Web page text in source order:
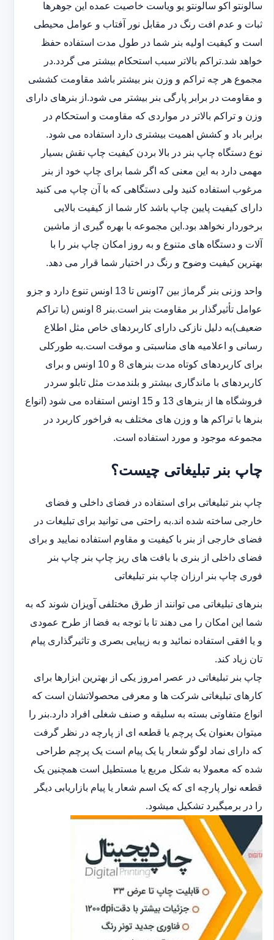
سالونت‎و ‎‏اکو سالونت‎‎‏و یو وی‎‏است خاصیت عمده این ‏جوهرها
ثبات و عدم افت رنگ در مقابل نور آفتاب و عوامل محیطی
است و کیفیت اولیه بنر شما در طول مدت استفاده حفظ
خواهد شد.‎تراکم بالاتر سبب استحکام بیشتر می گردد.در
مجموع هر چه تراکم و وزن بنر بیشتر باشد مقاومت کششی
و مقاومت در ‏برابر پارگی بنر بیشتر می شود.از بنرهای دارای
وزن و تراکم بالاتر در مواردی که مقاومت و استحکام در
برابر باد و ‏کشش اهمیت بیشتری دارد استفاده می شود‎.‎
نوع دستگاه چاپ بنر در بالا بردن کیفیت چاپ نقش بسیار
مهمی دارد به این معنی که اگر شما برای چاپ خود از بنر
‏مرغوب استفاده کنید ولی دستگاهی که با آن چاپ می کنید
دارای کیفیت پایین چاپ باشد کار شما از کیفیت بالایی
برخوردار ‏نخواهد بود.این مجموعه با بهره گیری از ماشین
آلات و دستگاه های متنوع و به روز امکان چاپ بنر را با
بهترین کیفیت ‏وضوح و رنگ در اختیار شما قرار می دهد.‏‎
واحد وزنی بنر گرماژ بین ‏‎7‎‏اونس تا 13 اونس تنوع دارد و جزو
عوامل تأثیرگذار بر مقاومت بنر است.بنر 8 اونس (با ‏تراکم
ضعیف)به دلیل نازکی دارای کاربردهای خاص مثل اطلاع
رسانی و اعلامیه های مناسبتی و موقت است.به طورکلی
‏برای کاربردهای کوتاه مدت بنرهای 8 و 10 اونس و برای
کاربردهای با ماندگاری بیشتر و بلندمدت مثل تابلو سردر
‏فروشگاه ها از بنرهای 13 و 15 اونس استفاده می شود (انواع
بنرها با تراکم ها و وزن های مختلف به فراخور کاربرد در
‏مجموعه موجود و مورد استفاده است.
چاپ بنر تبلیغاتی چیست؟
چاپ بنر تبلیغاتی برای استفاده در فضای داخلی و فضای
خارجی ساخته شده اند.به راحتی می توانید برای تبلیغات در
فضای خارجی از بنر با کیفیت و مقاوم استفاده نمایید و برای
فضای داخلی از بنری با بافت های ریز چاپ بنر چاپ بنر
فوری چاپ بنر ارزان چاپ بنر تبلیغاتی
بنرهای تبلیغاتی می توانند از طرق مختلفی آویزان شوند که به
شما این امکان را می دهند تا با توجه به فضا از طرح عمودی
و یا افقی استفاده نمائید و به زییایی بصری و تاثیرگذاری پیام
تان زیاد کند.
چاپ بنر تبلیغاتی در عصر امروز یکی از بهترین ابزارها برای
کارهای تبلیغاتی شرکت ها و معرفی محصولاتشان است که
انواع متفاوتی بسته به سلیقه و صنف شغلی افراد دارد.بنر را
میتوان بعنوان یک پرچم یا قطعه ای از پارچه در نظر گرفت
که دارای نماد لوگو شعار یا یک پیام است یک پرچم طراحی
شده که معمولا به شکل مربع یا مستطیل است همچنین یک
قطعه نوار پارچه ای که یک اسم شعار یا پیام بازاریابی دیگر
را در برمیگیرد تشکیل میشود.